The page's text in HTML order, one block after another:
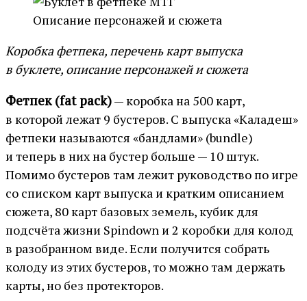
Описание персонажей и сюжета
Коробка фетпека, перечень карт выпуска
в буклете, описание персонажей и сюжета
Фетпек (fat pack)— коробка на 500 карт,
в которой лежат 9 бустеров. С выпуска «Каладеш»
фетпеки называются «бандлами» (bundle)
и теперь в них на бустер больше — 10 штук.
Помимо бустеров там лежит руководство по игре
со списком карт выпуска и кратким описанием
сюжета, 80 карт базовых земель, кубик для
подсчёта жизни Spindown и 2 коробки для колод
в разобранном виде. Если получится собрать
колоду из этих бустеров, то можно там держать
карты, но без протекторов.